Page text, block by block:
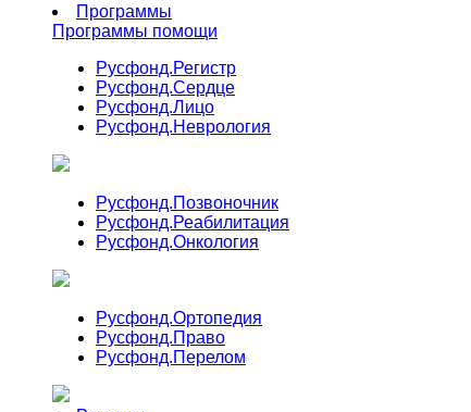
Программы
Программы помощи
Русфонд.Регистр
Русфонд.Сердце
Русфонд.Лицо
Русфонд.Неврология
Русфонд.Позвоночник
Русфонд.Реабилитация
Русфонд.Онкология
Русфонд.Ортопедия
Русфонд.Право
Русфонд.Перелом